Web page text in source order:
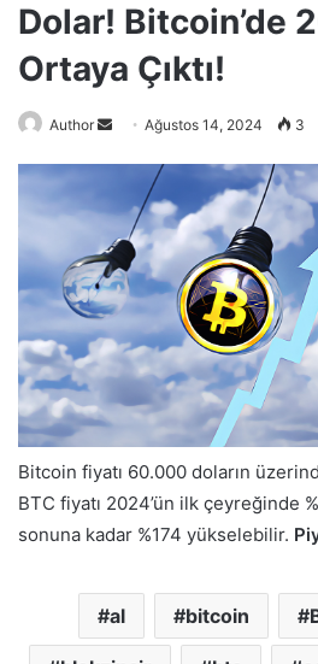
Dolar! Bitcoin’de
Ortaya Çıktı!
Author
Bir
göndermek
Ağustos 14, 2024 3
Bitcoin fiyatı 60.000 doların
BTC fiyatı 2024’ün ilk çeyreğinde
sonuna kadar %174 yükselebilir.
al bitcoin